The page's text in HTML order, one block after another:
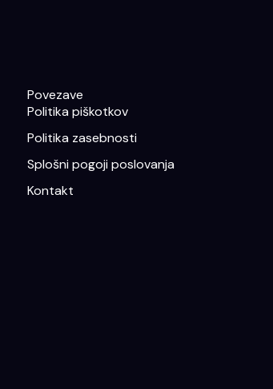
Povezave
Politika piškotkov
Politika zasebnosti
Splošni pogoji poslovanja
Kontakt